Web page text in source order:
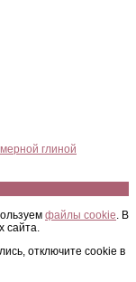
глиной
файлы cookie. В
сайта.
отключите cookie в